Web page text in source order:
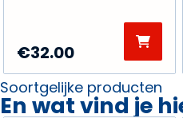
€32.00
Soortgelijke producten
En wat vind je